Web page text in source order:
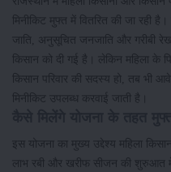
मिनीकिट मुफ्त में वितरित की जा रही
जाति, अनुसूचित जनजाति और गरीबी
किसान को दी गई है। लेकिन महिला के
किसान परिवार की सदस्य हो, तब भी
मिनीकिट उपलब्ध करवाई जाती है।
इस योजना का मुख्य उद्देश्य महिला
लाभ रबी और खरीफ सीजन की शुरुआत में